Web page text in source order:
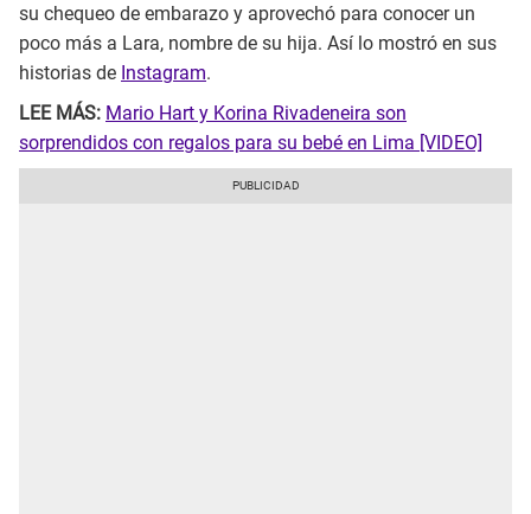
su chequeo de embarazo y aprovechó para conocer un
poco más a Lara, nombre de su hija. Así lo mostró en sus
historias de Instagram.
LEE MÁS: Mario Hart y Korina Rivadeneira son
sorprendidos con regalos para su bebé en Lima [VIDEO]